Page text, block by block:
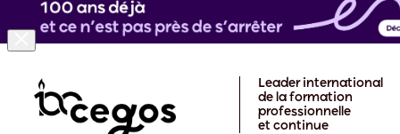
Leader international
de la formation
professionnelle
et continue